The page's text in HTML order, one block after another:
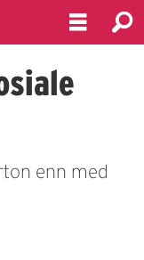
enn med